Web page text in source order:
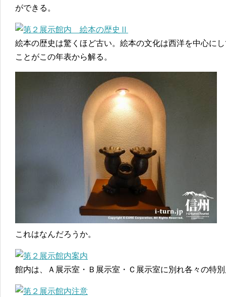
ができる。
絵本の歴史は驚くほど古い。絵本の文化は西洋を中心に
ことがこの年表から解る。
これはなんだろうか。
館内は、Ａ展示室・Ｂ展示室・Ｃ展示室に別れ各々の特